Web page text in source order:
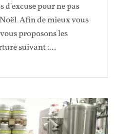
d'excuse pour ne pas
Afin de mieux vous
proposons les
suivant :...